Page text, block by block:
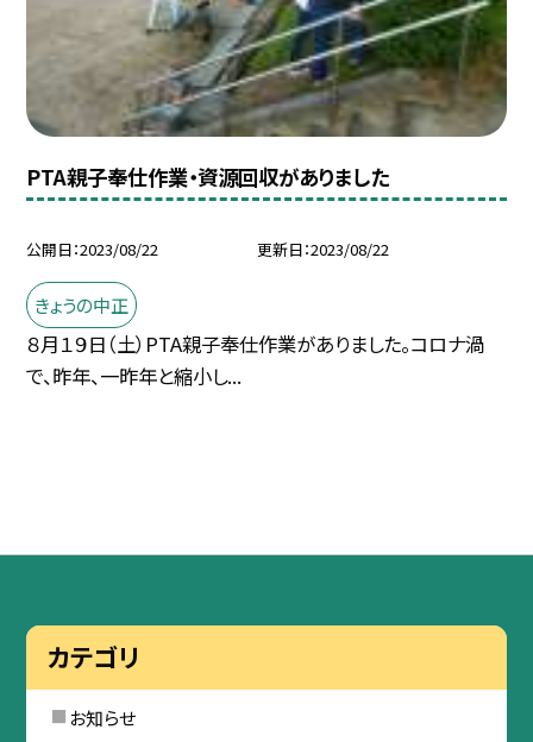
PTA親子奉仕作業・資源回収がありました
公開日 2023/08/22 更新日 2023/08/22
きょうの中正
８月１９日（土）PTA親子奉仕作業がありました。コロナ渦
で、昨年、一昨年と縮小し...
カテゴリ
お知らせ